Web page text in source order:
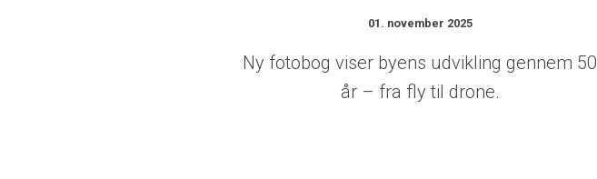
01. november 2025
Ny fotobog viser byens udvikling gennem 50
år – fra fly til drone.